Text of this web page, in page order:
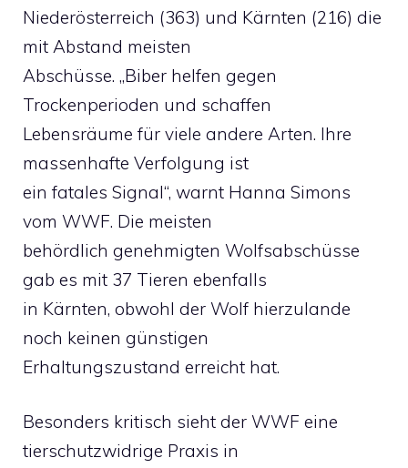
Niederösterreich (363) und Kärnten (216) die
mit Abstand meisten
Abschüsse. „Biber helfen gegen
Trockenperioden und schaffen
Lebensräume für viele andere Arten. Ihre
massenhafte Verfolgung ist
ein fatales Signal“, warnt Hanna Simons
vom WWF. Die meisten
behördlich genehmigten Wolfsabschüsse
gab es mit 37 Tieren ebenfalls
in Kärnten, obwohl der Wolf hierzulande
noch keinen günstigen
Erhaltungszustand erreicht hat.
Besonders kritisch sieht der WWF eine
tierschutzwidrige Praxis in